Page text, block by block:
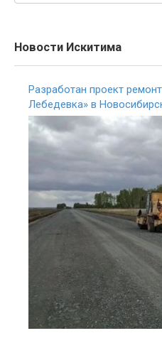
Новости Искитима
Разработан проект
Лебедевка» в